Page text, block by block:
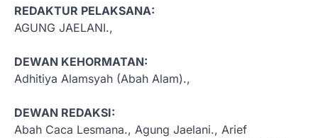
REDAKTUR PELAKSANA:
AGUNG JAELANI.,
DEWAN KEHORMATAN:
Adhitiya Alamsyah (Abah Alam).,
DEWAN REDAKSI:
Abah Caca Lesmana., Agung Jaelani., Arief